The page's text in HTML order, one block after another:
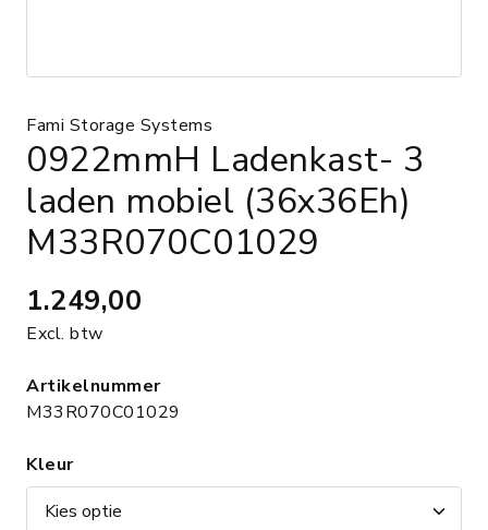
Fami Storage Systems
0922mmH Ladenkast- 3
laden mobiel (36x36Eh)
M33R070C01029
1.249,00
Excl. btw
Artikelnummer
M33R070C01029
Kleur